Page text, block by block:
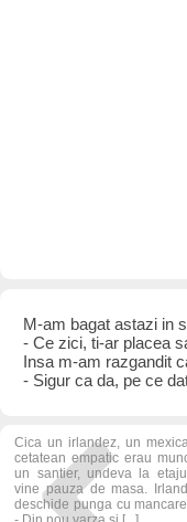
M-am bagat astazi in
- Ce zici, ti-ar placea
Insa m-am razgandit
- Sigur ca da, pe ce
Cica un irlandez, un
cetatean empatic erau
un santier, undeva la
vine pauza de masa.
deschide punga cu